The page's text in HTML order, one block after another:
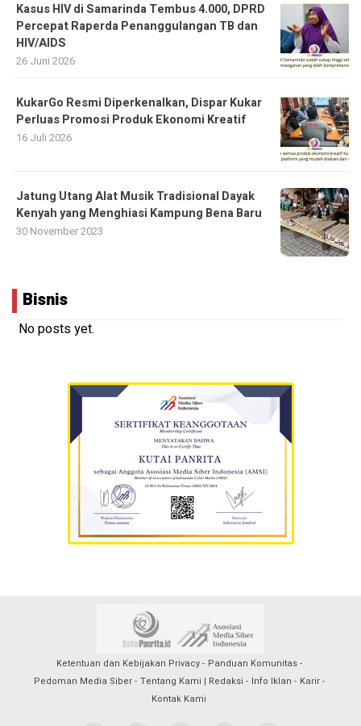
Kasus HIV di Samarinda Tembus 4.000, DPRD
Percepat Raperda Penanggulangan TB dan
HIV/AIDS
26 Juni 2026
KukarGo Resmi Diperkenalkan, Dispar Kukar
Perluas Promosi Produk Ekonomi Kreatif
16 Juli 2026
Jatung Utang Alat Musik Tradisional Dayak
Kenyah yang Menghiasi Kampung Bena Baru
30 November 2023
Bisnis
No posts yet.
Ketentuan dan Kebijakan Privacy
Panduan Komunitas
Pedoman Media Siber
Tentang Kami | Redaksi Info Iklan
Karir
Kontak Kami